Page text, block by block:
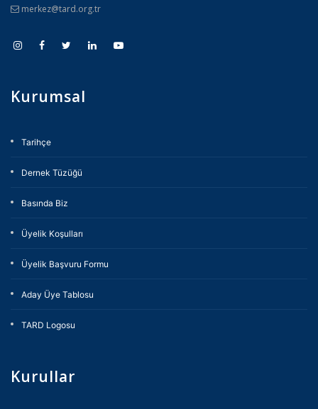
merkez@tard.org.tr
Kurumsal
Tarihçe
Dernek Tüzüğü
Basında Biz
Üyelik Koşulları
Üyelik Başvuru Formu
Aday Üye Tablosu
TARD Logosu
Kurullar